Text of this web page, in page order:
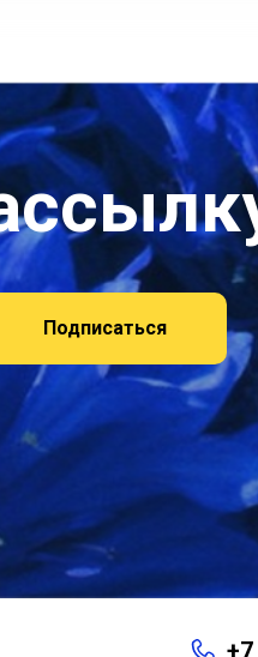
Подписаться